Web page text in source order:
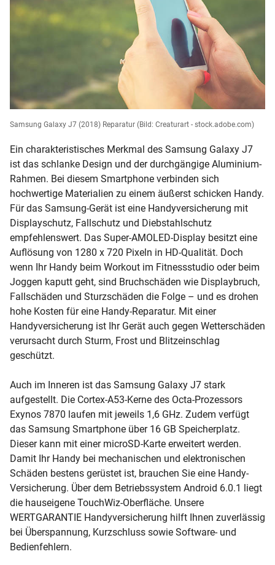
Samsung Galaxy J7 (2018) Reparatur (Bild: Creaturart - stock.adobe.com)
Ein charakteristisches Merkmal des Samsung Galaxy J7
ist das schlanke Design und der durchgängige Aluminium-
Rahmen. Bei diesem Smartphone verbinden sich
hochwertige Materialien zu einem äußerst schicken Handy.
Für das Samsung-Gerät ist eine Handyversicherung mit
Displayschutz, Fallschutz und Diebstahlschutz
empfehlenswert. Das Super-AMOLED-Display besitzt eine
Auflösung von 1280 x 720 Pixeln in HD-Qualität. Doch
wenn Ihr Handy beim Workout im Fitnessstudio oder beim
Joggen kaputt geht, sind Bruchschäden wie Displaybruch,
Fallschäden und Sturzschäden die Folge – und es drohen
hohe Kosten für eine Handy-Reparatur. Mit einer
Handyversicherung ist Ihr Gerät auch gegen Wetterschäden
verursacht durch Sturm, Frost und Blitzeinschlag
geschützt.
Auch im Inneren ist das Samsung Galaxy J7 stark
aufgestellt. Die Cortex-A53-Kerne des Octa-Prozessors
Exynos 7870 laufen mit jeweils 1,6 GHz. Zudem verfügt
das Samsung Smartphone über 16 GB Speicherplatz.
Dieser kann mit einer microSD-Karte erweitert werden.
Damit Ihr Handy bei mechanischen und elektronischen
Schäden bestens gerüstet ist, brauchen Sie eine Handy-
Versicherung. Über dem Betriebssystem Android 6.0.1 liegt
die hauseigene TouchWiz-Oberfläche. Unsere
WERTGARANTIE Handyversicherung hilft Ihnen zuverlässig
bei Überspannung, Kurzschluss sowie Software- und
Bedienfehlern.